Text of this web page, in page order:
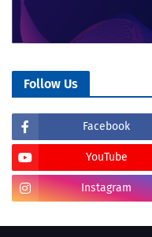
Follow Us
Facebook
YouTube
Instagram